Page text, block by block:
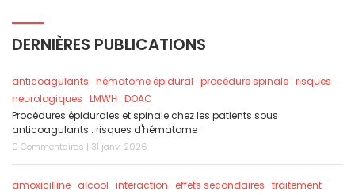
DERNIÈRES PUBLICATIONS
anticoagulants hématome épidural procédure spinale risques
neurologiques LMWH DOAC
Procédures épidurales et spinale chez les patients sous
anticoagulants : risques d'hématome
0 Commentaires | 31 janv. 2026
amoxicilline alcool interaction effets secondaires traitement